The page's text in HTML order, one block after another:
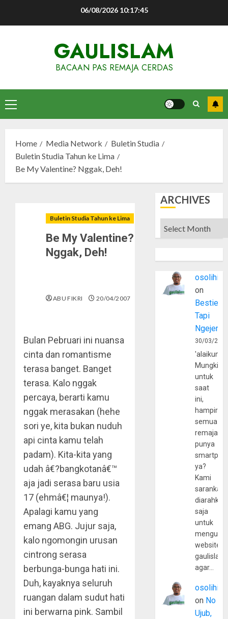
06/08/2026 10:17:46
GAULISLAM
BACAAN PAS REMAJA CERDAS
Primary
Menu
Home Media Network
Buletin Studia
Buletin Studia Tahun ke Lima
Be My Valentine? Nggak, Deh!
Buletin Studia Tahun ke Lima
Be My Valentine?
Nggak, Deh!
ABU FIKRI 20/04/2007
Bulan Pebruari ini nuansa
cinta dan romantisme
terasa banget. Banget
terasa. Kalo nggak
percaya, berarti kamu
nggak merasakan (hehe
sori ye, kita bukan nuduh
api cinta kamu telah
padam). Kita-kita yang
udah â€?bangkotanâ€™
aja jadi serasa baru usia
17 (ehmâ€¦ maunya!).
Apalagi kamu yang
emang ABG. Jujur saja,
kalo ngomongin urusan
cintrong serasa
berbunga-bunga hati ini.
Duh, kayaknya seluruh
ruangan dalam sudut hati
ini berwarna pink. Sambil
ARCHIVES
Archives
osolihin
on
Bestie
Tapi
30/03/
Mungkin
untuk
saat
ini,
hampir
semua
remaja
punya
ya?
Kami
sarankan,
diarahkan
saja
untuk
website
agar…
osolihin
on No
Ujub,